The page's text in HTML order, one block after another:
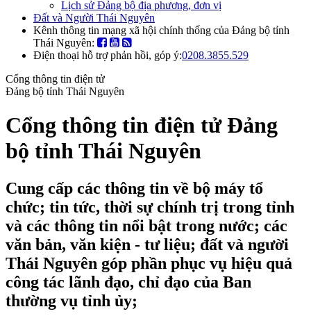
Lịch sử Đảng bộ địa phương, đơn vị
Đất và Người Thái Nguyên
Kênh thông tin mạng xã hội chính thống của Đảng bộ tỉnh
Thái Nguyên:
Điện thoại hỗ trợ phản hồi, góp ý:0208.3855.529
Cổng thông tin điện tử
Đảng bộ tỉnh Thái Nguyên
Cổng thông tin điện tử Đảng
bộ tỉnh Thái Nguyên
Cung cấp các thông tin về bộ máy tổ
chức; tin tức, thời sự chính trị trong tỉnh
và các thông tin nổi bật trong nước; các
văn bản, văn kiện - tư liệu; đất và người
Thái Nguyên góp phần phục vụ hiệu quả
công tác lãnh đạo, chỉ đạo của Ban
thường vụ tỉnh ủy;